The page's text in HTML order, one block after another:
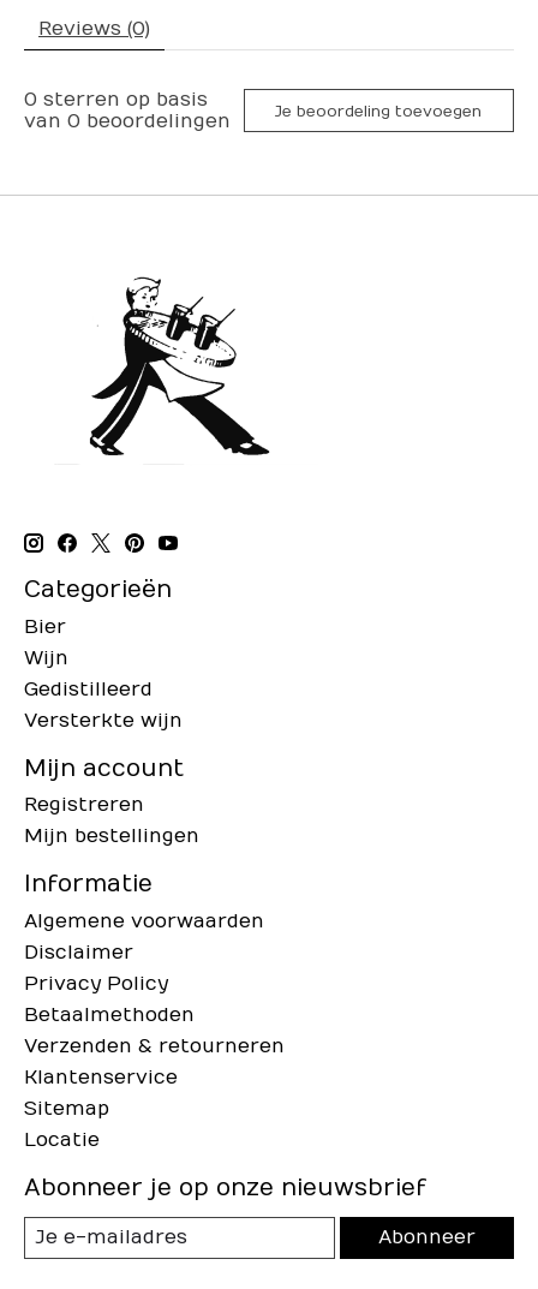
Reviews (0)
0 sterren op basis
van 0 beoordelingen Je beoordeling toevoegen
Categorieën
Bier
Wijn
Gedistilleerd
Versterkte wijn
Mijn account
Registreren
Mijn bestellingen
Informatie
Algemene voorwaarden
Disclaimer
Privacy Policy
Betaalmethoden
Verzenden & retourneren
Klantenservice
Sitemap
Locatie
Abonneer je op onze nieuwsbrief
Abonneer